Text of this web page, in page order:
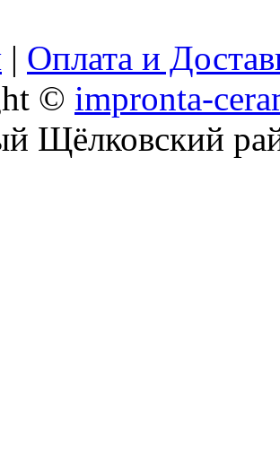
| Оплата и
© impronta-
Щёлковский